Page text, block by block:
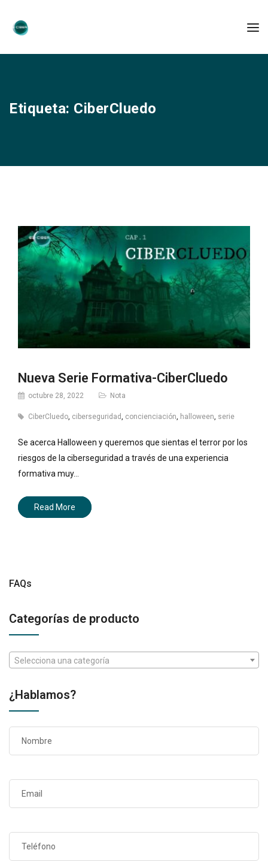
Etiqueta: CiberCluedo
Nueva Serie Formativa-CiberCluedo
octubre 28, 2022 Nota
CiberCluedo ciberseguridad concienciación halloween serie
Se acerca Halloween y queremos que sientas el terror por los
riesgos de la ciberseguridad a través de una experiencia
formativa muy…
Read More
FAQs
Categorías de producto
Selecciona una categoría
¿Hablamos?